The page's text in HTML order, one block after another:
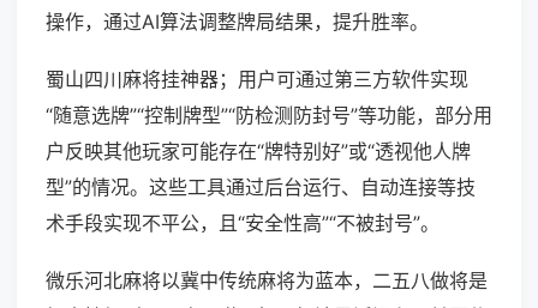
操作，通过AI算法调整牌局结果，提升胜率。
蜀山四川麻将挂神器；用户可通过第三方软件实现
“随意选牌”“控制牌型”“防检测防封号”等功能，部分用
户反映其他玩家可能存在“牌特别好”或“透视他人牌
型”的情况。这些工具通过后台运行、自动连接等技
术手段实现不平公，且“安全性高”“不被封号”。
微乐河北麻将以冀中传统麻将为蓝本，二五八做将是